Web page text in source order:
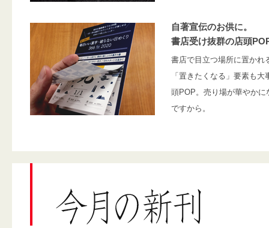
自著宣伝のお供に。
書店受け抜群の店頭
書店で目立つ場所に置かれ
「置きたくなる」要素も
頭POP。売り場が華やか
ですから。